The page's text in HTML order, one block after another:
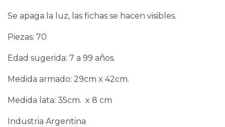
Se apaga la luz, las fichas se hacen visibles.
Piezas: 70
Edad sugerida: 7 a 99 años.
Medida armado: 29cm x 42cm.
Medida lata: 35cm. x 8 cm
Industria Argentina